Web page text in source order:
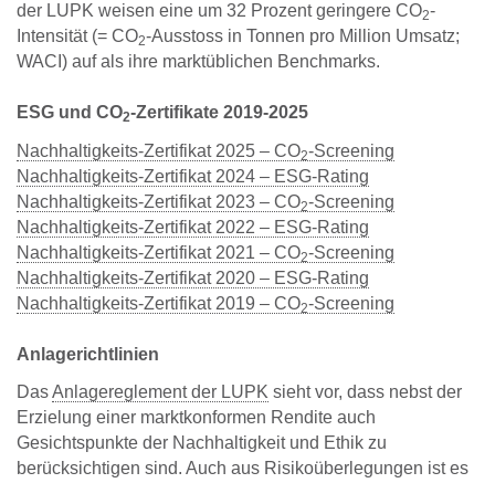
der LUPK weisen eine um 32 Prozent geringere CO2-
Intensität (= CO2-Ausstoss in Tonnen pro Million Umsatz;
WACI) auf als ihre marktüblichen Benchmarks.
ESG und CO2-Zertifikate 2019-2025
Nachhaltigkeits-Zertifikat 2025 – CO2-Screening
Nachhaltigkeits-Zertifikat 2024 – ESG-Rating
Nachhaltigkeits-Zertifikat 2023 – CO2-Screening
Nachhaltigkeits-Zertifikat 2022 – ESG-Rating
Nachhaltigkeits-Zertifikat 2021 – CO2-Screening
Nachhaltigkeits-Zertifikat 2020 – ESG-Rating
Nachhaltigkeits-Zertifikat 2019 – CO2-Screening
Anlagerichtlinien
DasAnlagereglement der LUPK sieht vor, dass nebst der
Erzielung einer marktkonformen Rendite auch
Gesichtspunkte der Nachhaltigkeit und Ethik zu
berücksichtigen sind. Auch aus Risikoüberlegungen ist es